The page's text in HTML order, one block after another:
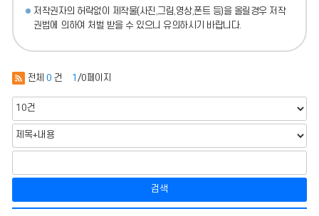
저작권자의 허락없이 제작물(사진,그림,영상,폰트 등)을 올릴경우 저작
권법에 의하여 처벌 받을 수 있으니 유의하시기 바랍니다.
전체 0 건 1 /0페이지
검색